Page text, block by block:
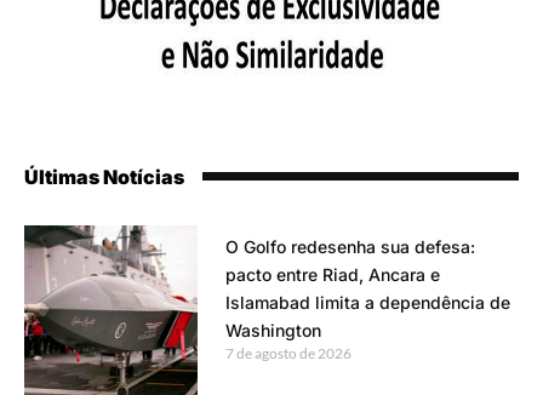
Últimas Notícias
O Golfo redesenha sua defesa:
pacto entre Riad, Ancara e
Islamabad limita a dependência de
Washington
7 de agosto de 2026